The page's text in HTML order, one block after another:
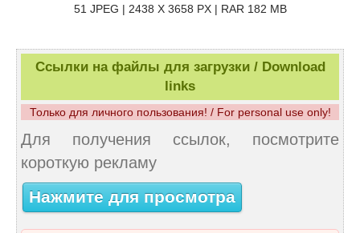
51 JPEG | 2438 X 3658 PX | RAR 182 MB
Ссылки на файлы для загрузки / Download
links
Только для личного пользования! / For personal use only!
Для получения ссылок, посмотрите
короткую рекламу
Нажмите для просмотра